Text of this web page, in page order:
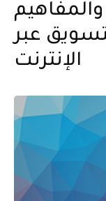
عبر
الإنترنت